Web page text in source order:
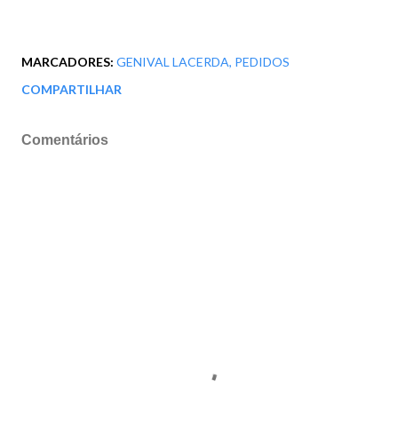
MARCADORES: GENIVAL LACERDA PEDIDOS
COMPARTILHAR
Comentários